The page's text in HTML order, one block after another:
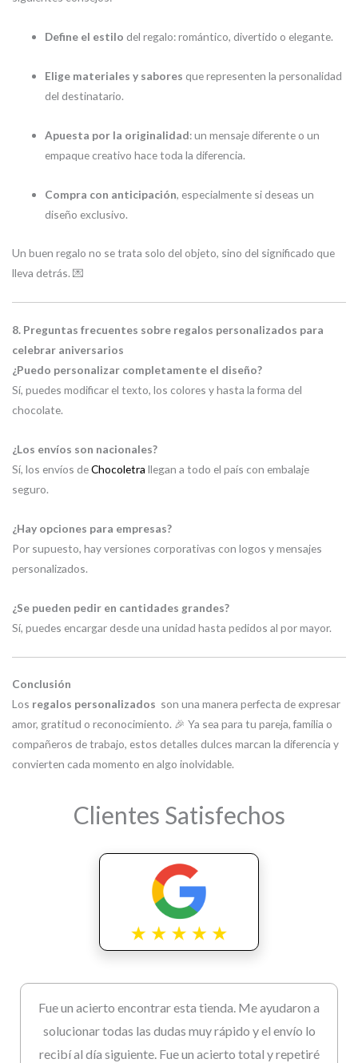
Define el estilo del regalo: romántico, divertido o elegante.
Elige materiales y sabores que representen la personalidad
del destinatario.
Apuesta por la originalidad: un mensaje diferente o un
empaque creativo hace toda la diferencia.
Compra con anticipación, especialmente si deseas un
diseño exclusivo.
Un buen regalo no se trata solo del objeto, sino del significado que
lleva detrás. 💌
8. Preguntas frecuentes sobre regalos personalizados para
celebrar aniversarios
¿Puedo personalizar completamente el diseño?
Sí, puedes modificar el texto, los colores y hasta la forma del
chocolate.
¿Los envíos son nacionales?
Sí, los envíos deChocoletra llegan a todo el país con embalaje
seguro.
¿Hay opciones para empresas?
Por supuesto, hay versiones corporativas con logos y mensajes
personalizados.
¿Se pueden pedir en cantidades grandes?
Sí, puedes encargar desde una unidad hasta pedidos al por mayor.
Conclusión
Los regalos personalizados son una manera perfecta de expresar
amor, gratitud o reconocimiento. 🎉 Ya sea para tu pareja, familia o
compañeros de trabajo, estos detalles dulces marcan la diferencia y
convierten cada momento en algo inolvidable.
Clientes Satisfechos
Fue un acierto encontrar esta tienda. Me ayudaron a
solucionar todas las dudas muy rápido y el envío lo
recibí al día siguiente. Fue un acierto total y repetiré